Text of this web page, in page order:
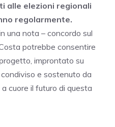
alle elezioni regionali
regolarmente.
una nota – concordo sul
potrebbe consentire
improntato su
e sostenuto da
cuore il futuro di questa